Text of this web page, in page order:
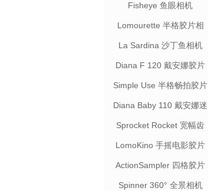
Fisheye 鱼眼相机
Lomourette 半格胶片相
机连闪光灯
La Sardina 沙丁鱼相机
Diana F 120 戴安娜胶片
相机
Simple Use 半格畅拍胶片
Diana Baby 110 戴安娜迷
Sprocket Rocket 宽幅齿
孔相机
LomoKino 手摇电影胶片
ActionSampler 四格胶片
Spinner 360° 全景相机